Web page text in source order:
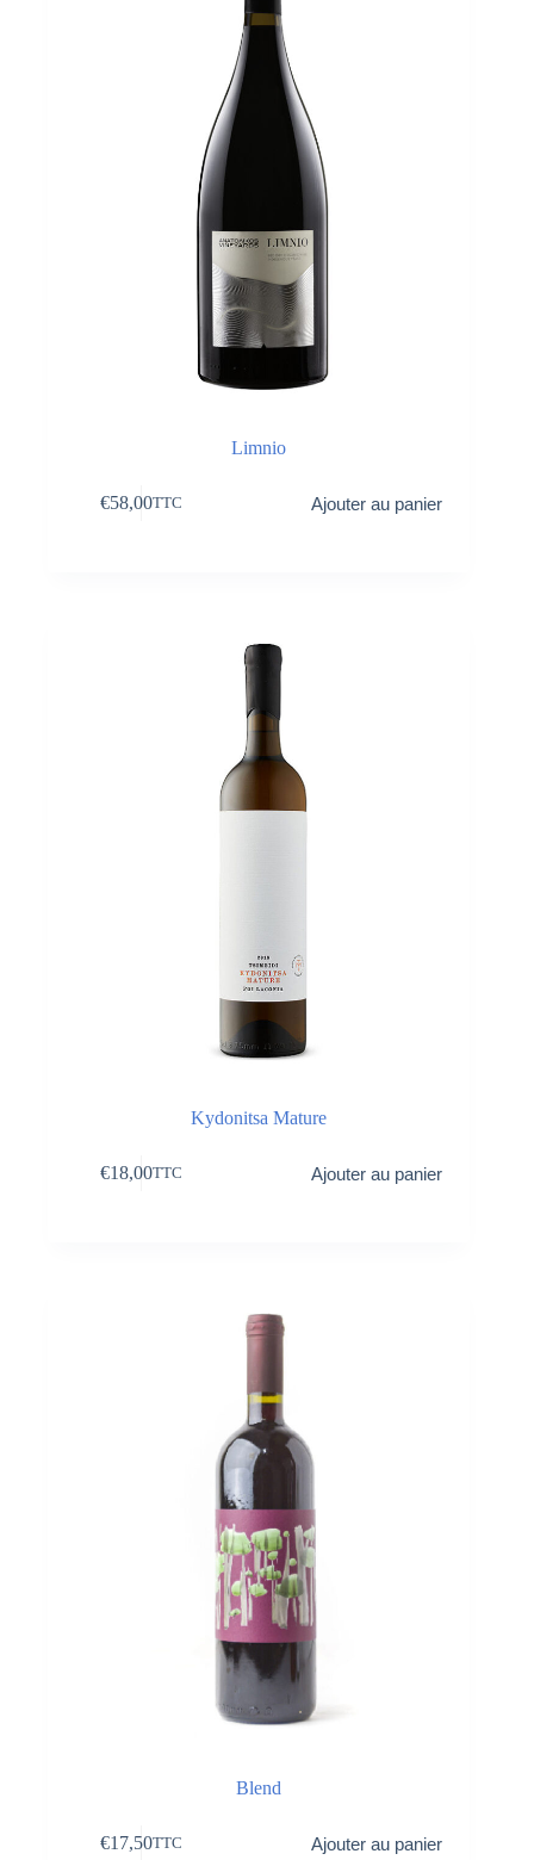
Limnio
€58,00TTC Ajouter au panier
Kydonitsa Mature
€18,00TTC Ajouter au panier
Blend
€17,50TTC Ajouter au panier